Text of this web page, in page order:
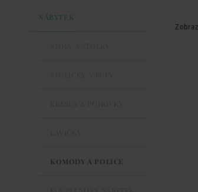
NÁBYTEK
KOMODY A POLICE